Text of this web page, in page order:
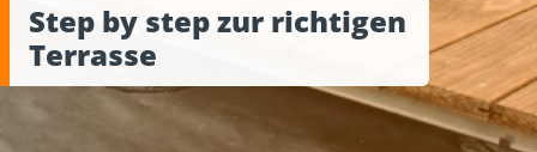
Step by step zur richtigen
Terrasse